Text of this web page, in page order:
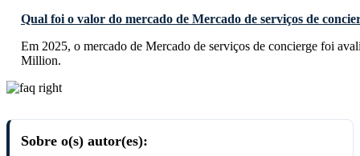
Qual foi o valor do mercado de Mercado de serviços de
Em 2025, o mercado de Mercado de serviços de concierge foi
Million.
Sobre o(s) autor(es):